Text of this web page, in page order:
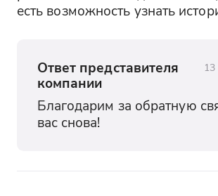
есть возможность узнать
Ответ представителя
компании
Благодарим за обратную
вас снова!